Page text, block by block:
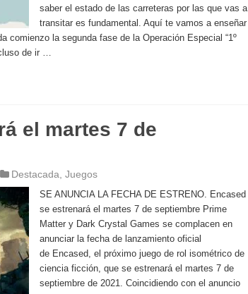
saber el estado de las carreteras por las que vas a
transitar es fundamental. Aquí te vamos a enseñar
comienzo la segunda fase de la Operación Especial “1º
de ir …
el martes 7 de
Destacada Juegos
SE ANUNCIA LA FECHA DE ESTRENO. Encased
se estrenará el martes 7 de septiembre Prime
Matter y Dark Crystal Games se complacen en
anunciar la fecha de lanzamiento oficial
de Encased, el próximo juego de rol isométrico de
ciencia ficción, que se estrenará el martes 7 de
septiembre de 2021. Coincidiendo con el anuncio